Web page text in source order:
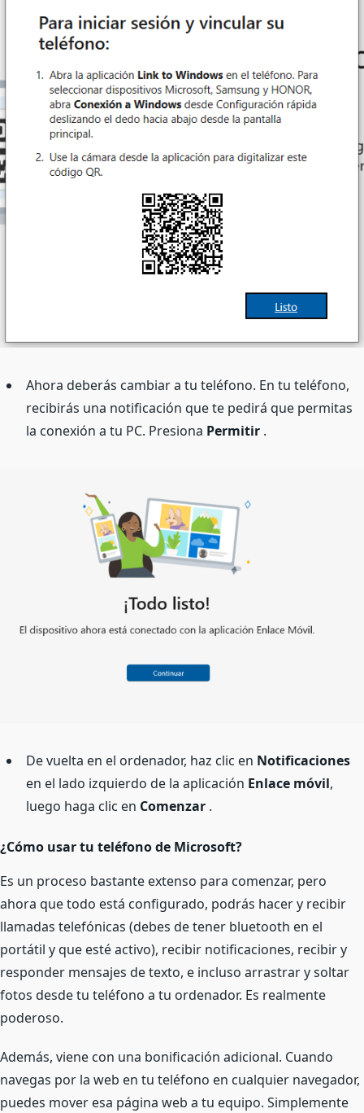
Ahora deberás cambiar a tu teléfono. En tu teléfono,
recibirás una notificación que te pedirá que permitas
la conexión a tu PC. Presiona Permitir .
De vuelta en el ordenador, haz clic en Notificaciones
en el lado izquierdo de la aplicación Enlace móvil,
luego haga clic en Comenzar .
¿Cómo usar tu teléfono de Microsoft?
Es un proceso bastante extenso para comenzar, pero
ahora que todo está configurado, podrás hacer y recibir
llamadas telefónicas (debes de tener bluetooth en el
portátil y que esté activo), recibir notificaciones, recibir y
responder mensajes de texto, e incluso arrastrar y soltar
fotos desde tu teléfono a tu ordenador. Es realmente
poderoso.
Además, viene con una bonificación adicional. Cuando
navegas por la web en tu teléfono en cualquier navegador,
puedes mover esa página web a tu equipo. Simplemente